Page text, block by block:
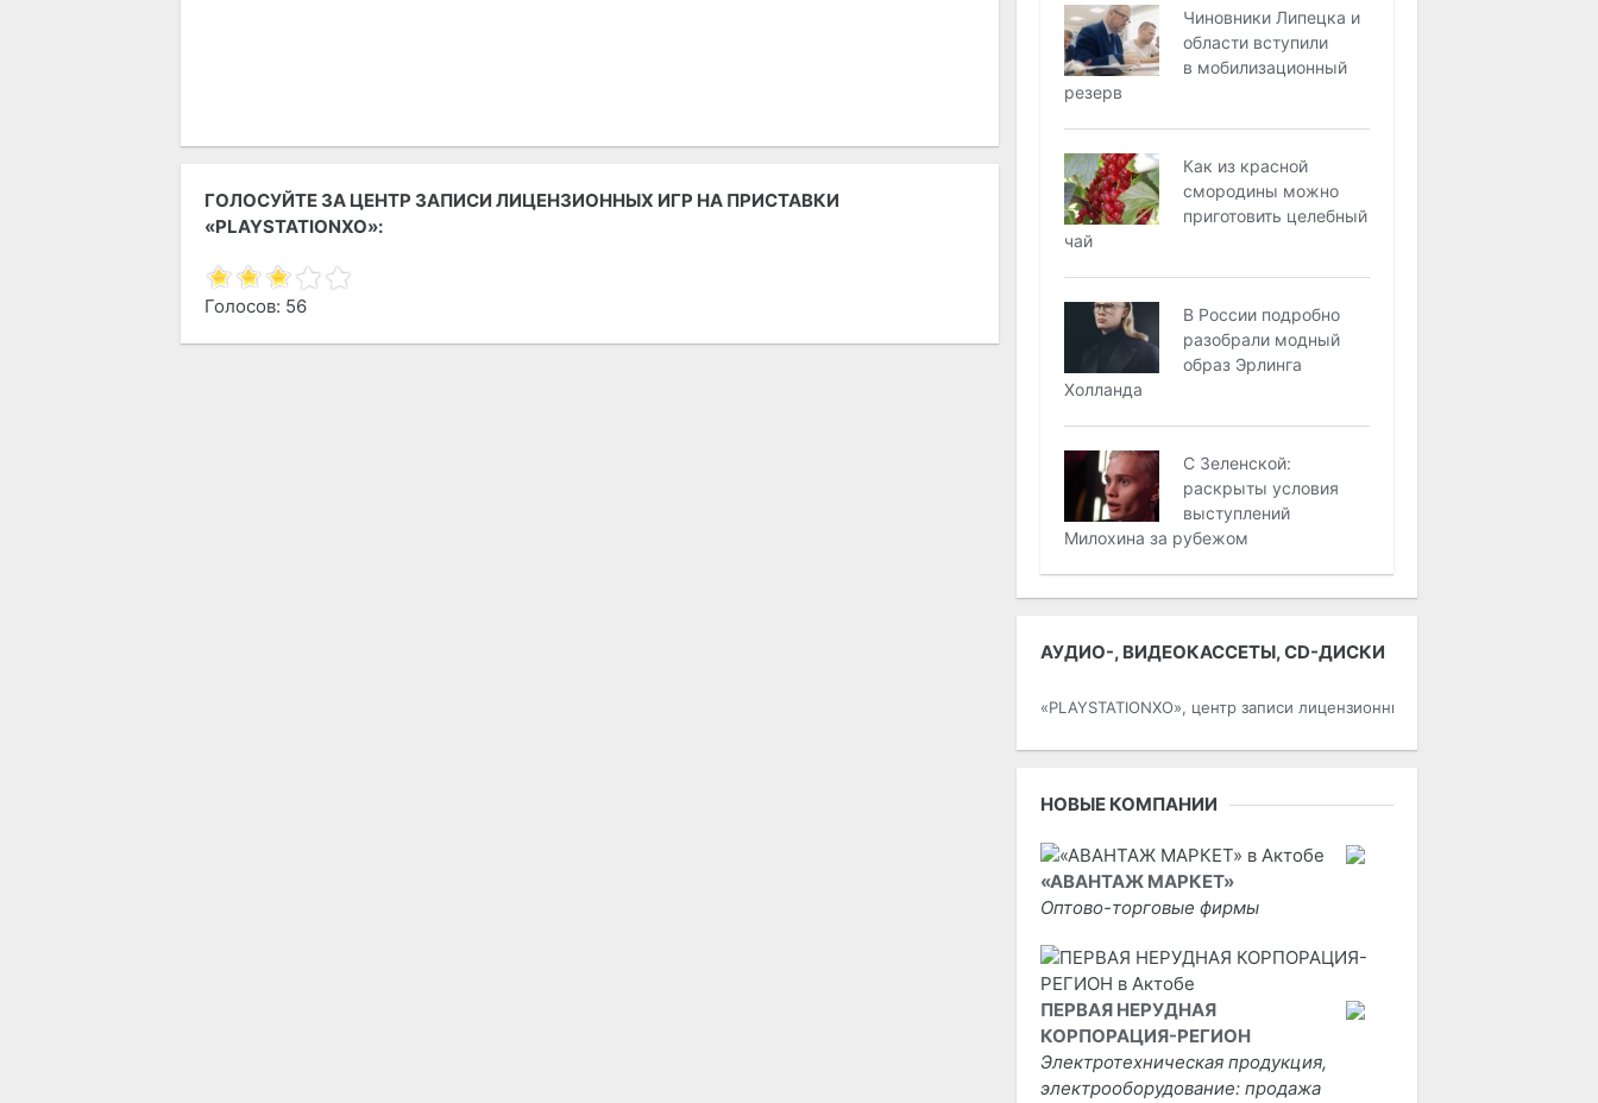
ГОЛОСУЙТЕ ЗА ЦЕНТР ЗАПИСИ ЛИЦЕНЗИОННЫХ ИГР НА ПРИСТАВКИ
«PLAYSTATIONXO»:
Голосов: 56
Чиновники Липецка и
области вступили
в мобилизационный
резерв
Как из красной
смородины можно
приготовить целебный
чай
В России подробно
разобрали модный
образ Эрлинга
Холланда
С Зеленской:
раскрыты условия
выступлений
Милохина за рубежом
АУДИО-, ВИДЕОКАССЕТЫ, СD-ДИСКИ
«PLAYSTATIONXO», центр записи лицензионных игр на приставки
НОВЫЕ КОМПАНИИ
«АВАНТАЖ МАРКЕТ»
Оптово-торговые фирмы
ПЕРВАЯ НЕРУДНАЯ
КОРПОРАЦИЯ-РЕГИОН
Электротехническая продукция,
электрооборудование: продажа